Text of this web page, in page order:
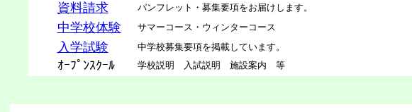
資料請求 パンフレット・募集要項をお届けします。
中学校体験 サマーコース・ウィンターコース
入学試験 中学校募集要項を掲載しています。
ｵｰﾌﾟﾝｽｸｰﾙ 学校説明 入試説明 施設案内 等